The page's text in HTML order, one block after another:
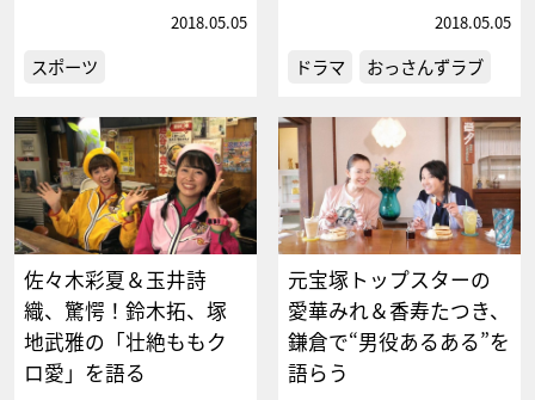
2018.05.05
スポーツ
2018.05.05
ドラマ おっさんずラブ
佐々木彩夏＆玉井詩
織、驚愕！鈴木拓、塚
地武雅の「壮絶ももク
ロ愛」を語る
元宝塚トップスターの
愛華みれ＆香寿たつき、
鎌倉で“男役あるある”を
語らう